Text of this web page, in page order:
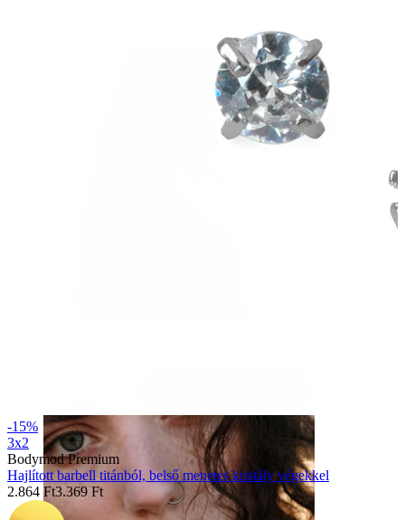
-15%
3x2
Bodymod Premium
Hajlított barbell titánból, belső menetes kristály végekkel
2.864 Ft3.369 Ft